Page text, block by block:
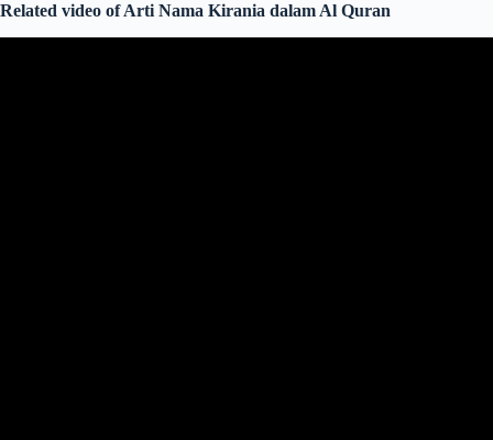
Related video of Arti Nama Kirania dalam Al Quran